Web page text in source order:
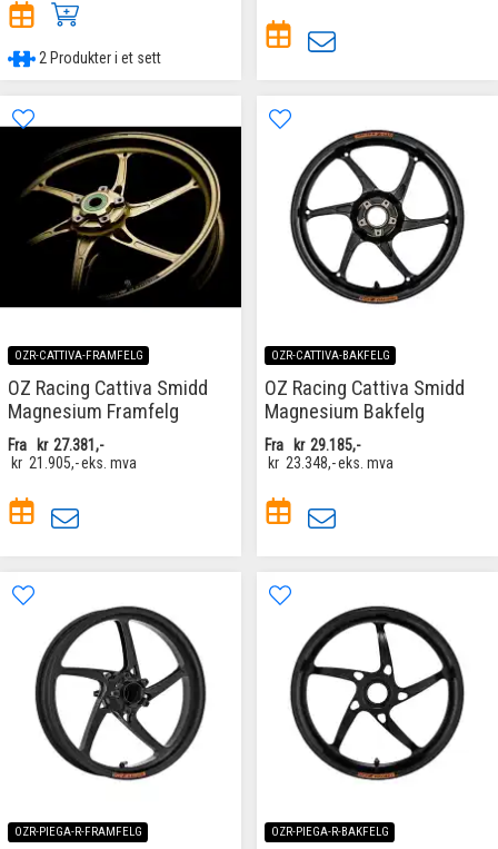
2 Produkter i et sett
OZR-CATTIVA-FRAMFELG
OZ Racing Cattiva Smidd
Magnesium Framfelg
Fra kr 27.381,-
kr 21.905,-eks. mva
OZR-CATTIVA-BAKFELG
OZ Racing Cattiva Smidd
Magnesium Bakfelg
Fra kr 29.185,-
kr 23.348,-eks. mva
OZR-PIEGA-R-FRAMFELG OZR-PIEGA-R-BAKFELG